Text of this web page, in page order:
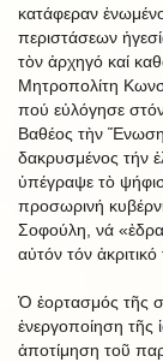
κατάφεραν
περιστάσεων
τὸν ἀρχηγό καί
Μητροπολίτη
πού εὐλόγησε
Βαθέος τὴν
δακρυσμένος τήν
ὑπέγραψε τὸ
προσωρινή
Σοφούλη, νά
αὐτόν τόν
Ὁ ἑορτασμός τῆς
ἐνεργοποίηση τῆς
ἀποτίμηση τοῦ